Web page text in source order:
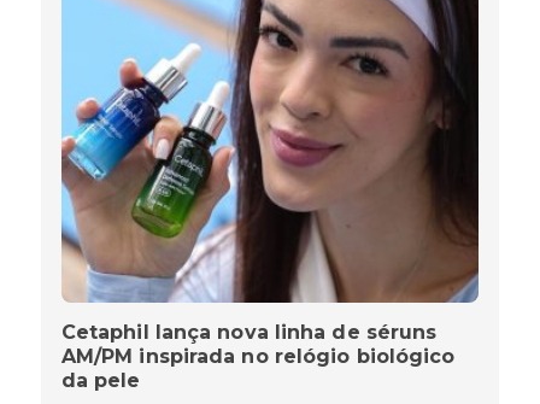
Cetaphil lança nova linha de séruns
AM/PM inspirada no relógio biológico
da pele